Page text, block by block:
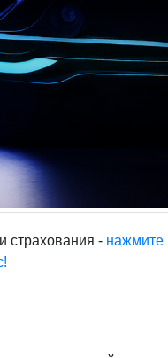
страхования - нажмите